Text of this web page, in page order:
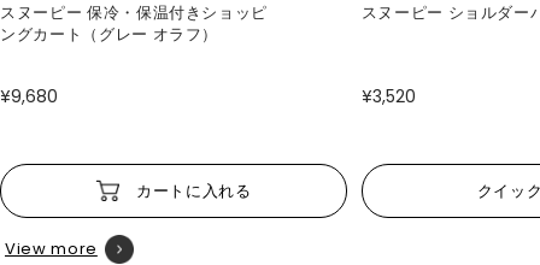
スヌーピー 保冷・保温付きショッピ
ングカート（グレー オラフ）
¥9,680
カートに入れる
スヌーピー ショルダー
¥3,520
クイッ
View more